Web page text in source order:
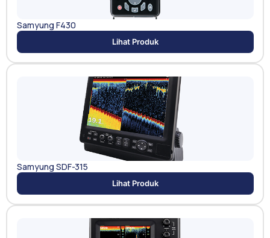
Samyung F430
Lihat Produk
Samyung SDF-315
Lihat Produk